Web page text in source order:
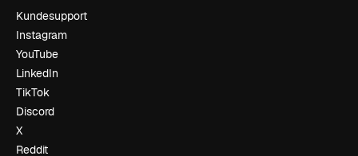
Kundesupport
Instagram
YouTube
LinkedIn
TikTok
Discord
X
Reddit